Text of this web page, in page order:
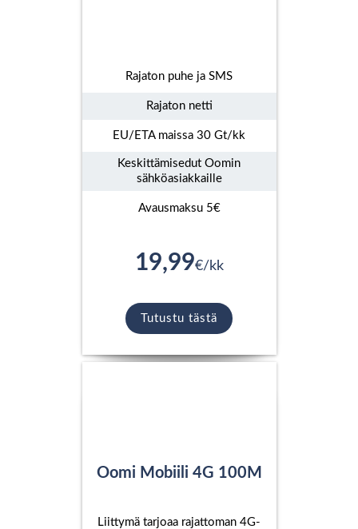
Rajaton puhe ja SMS
Rajaton netti
EU/ETA maissa 30 Gt/kk
Keskittämisedut Oomin
sähköasiakkaille
Avausmaksu 5€
19,99€/kk
Tutustu tästä
Oomi Mobiili 4G 100M
Liittymä tarjoaa rajattoman 4G-